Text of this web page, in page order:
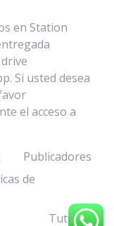
en Station
Si usted desea
el acceso a
Publicadores
de
Tutorial